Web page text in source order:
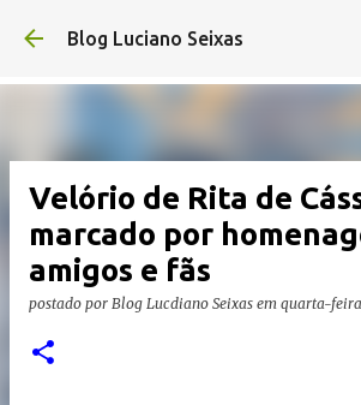
Blog Luciano Seixas
Velório de Rita de
marcado por
amigos e fãs
postado por Blog Lucdiano Seixas em quarta-